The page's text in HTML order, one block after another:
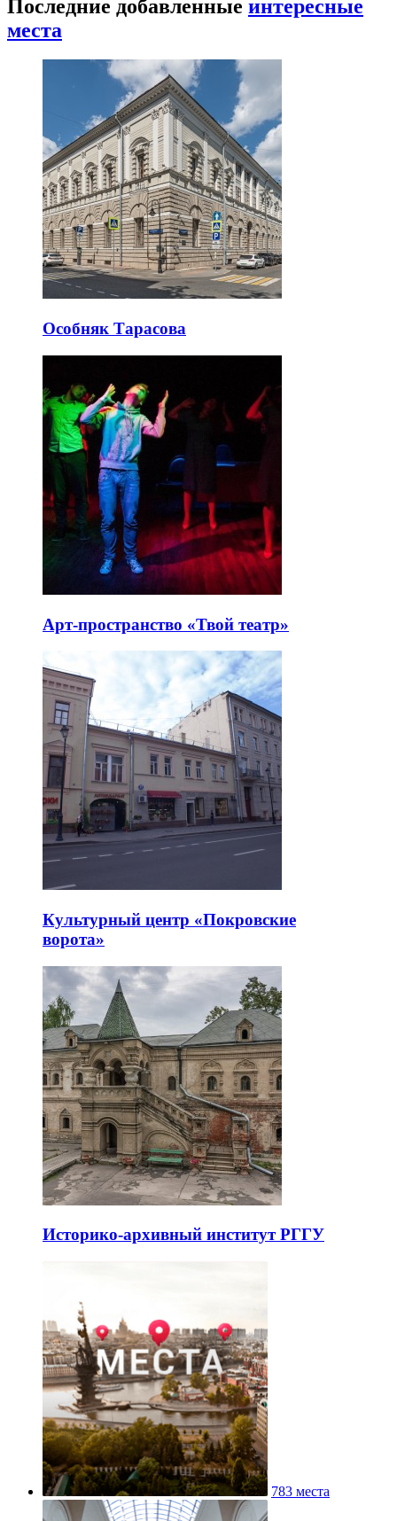
Последние добавленные интересные
места
Особняк Тарасова
Арт-пространство «Твой театр»
Культурный центр «Покровские
ворота»
Историко-архивный институт РГГУ
783 места